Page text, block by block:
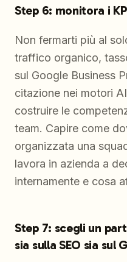
Step 6: monitora i
Non fermarti più al
traffico organico,
sul Google Business
citazione nei motori
costruire le
team. Capire come
organizzata una
lavora in azienda a
internamente e cosa
Step 7: scegli un
sia sulla SEO sia sul